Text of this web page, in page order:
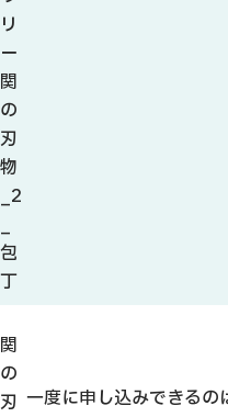
リ
ー
関
の
刃
物
_2
_
包
丁
関
の
刃 一度に申し込みできるの
パンフレット